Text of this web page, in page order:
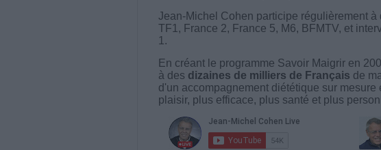
Jean-Michel Cohen participe régulièrement
TF1, France 2, France 5, M6, BFMTV, et
1.
En créant le programme Savoir Maigrir en
à des dizaines de milliers de Français de
d'un accompagnement diététique sur
plaisir, plus efficace, plus santé et plus